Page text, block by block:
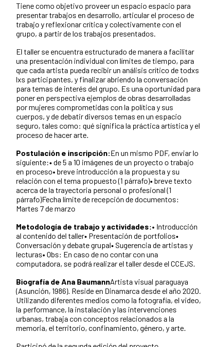
Tiene como objetivo proveer un espacio espacio para
presentar trabajos en desarrollo, articular el proceso de
trabajo y reflexionar crítica y colectivamente con el
grupo, a partir de los trabajos presentados.
El taller se encuentra estructurado de manera a facilitar
una presentación individual con límites de tiempo, para
que cada artista pueda recibir un análisis crítico de todxs
lxs participantes, y finalizar abriendo la conversación
para temas de interés del grupo. Es una oportunidad para
poner en perspectiva ejemplos de obras desarrolladas
por mujeres comprometidas con la política y sus
cuerpos, y de debatir diversos temas en un espacio
seguro, tales como: qué significa la práctica artística y el
proceso de hacer arte.
Postulación e inscripción:En un mismo PDF, enviar lo
siguiente:• de 5 a 10 imágenes de un proyecto o trabajo
en proceso• breve introducción a la propuesta y su
relación con el tema propuesto (1 párrafo)• breve texto
acerca de la trayectoria personal o profesional (1
párrafo)Fecha límite de recepción de documentos:
Martes 7 de marzo
Metodología de trabajo y actividades:• Introducción
al contenido del taller• Presentación de portfolios•
Conversación y debate grupal• Sugerencia de artistas y
lecturas• Obs: En caso de no contar con una
computadora, se podrá realizar el taller desde el CCEJS.
Biografía de Ana BaumannArtista visual paraguaya
(Asunción, 1986). Reside en Dinamarca desde el año 2020.
Utilizando diferentes medios como la fotografía, el video,
la performance, la instalación y las intervenciones
urbanas, trabaja con conceptos relacionados a la
memoria, el territorio, confinamiento, género, y arte.